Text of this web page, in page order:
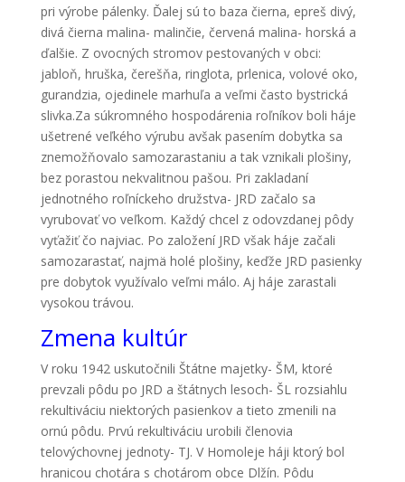
pri výrobe pálenky. Ďalej sú to baza čierna, epreš divý,
divá čierna malina- malinčie, červená malina- horská a
ďalšie. Z ovocných stromov pestovaných v obci:
jabloň, hruška, čerešňa, ringlota, prlenica, volové oko,
gurandzia, ojedinele marhuľa a veľmi často bystrická
slivka.Za súkromného hospodárenia roľníkov boli háje
ušetrené veľkého výrubu avšak pasením dobytka sa
znemožňovalo samozarastaniu a tak vznikali plošiny,
bez porastou nekvalitnou pašou. Pri zakladaní
jednotného roľníckeho družstva- JRD začalo sa
vyrubovať vo veľkom. Každý chcel z odovzdanej pôdy
vyťažiť čo najviac. Po založení JRD však háje začali
samozarastať, najmä holé plošiny, keďže JRD pasienky
pre dobytok využívalo veľmi málo. Aj háje zarastali
vysokou trávou.
Zmena kultúr
V roku 1942 uskutočnili Štátne majetky- ŠM, ktoré
prevzali pôdu po JRD a štátnych lesoch- ŠL rozsiahlu
rekultiváciu niektorých pasienkov a tieto zmenili na
ornú pôdu. Prvú rekultiváciu urobili členovia
telovýchovnej jednoty- TJ. V Homoleje háji ktorý bol
hranicou chotára s chotárom obce Dlžín. Pôdu